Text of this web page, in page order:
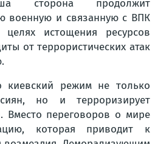
сторона продолжит
военную и связанную с ВПК
истощения ресурсов
от террористических атак
киевский режим не только
но и терроризирует
Вместо переговоров о мире
которая приводит к